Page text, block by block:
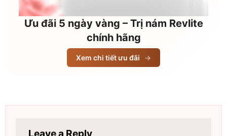
Ưu đãi 5 ngày vàng – Trị nám Revlite
chính hãng
Xem chi tiết ưu đãi →